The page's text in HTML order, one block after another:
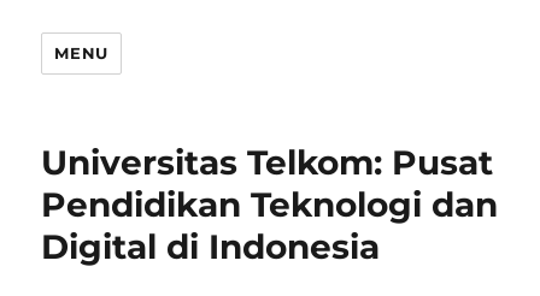
MENU
Universitas Telkom: Pusat
Pendidikan Teknologi dan
Digital di Indonesia